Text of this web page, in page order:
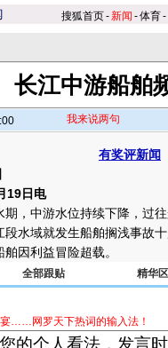
搜狐首页-新闻 -体育-
长江中游船舶
我来说两句
有奖评新闻
19日电
中游水位持续下降，过往
段水域就发生船舶搁浅事故
因利益冒险超载。
全部跟贴 精华区
……网罗天下热词的输入法！